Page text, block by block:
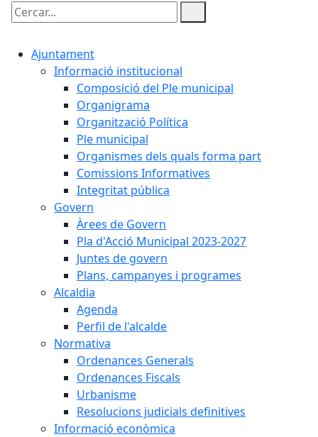
Cercar:
Ajuntament
Informació institucional
Composició del Ple municipal
Organigrama
Organització Política
Ple municipal
Organismes dels quals forma part
Comissions Informatives
Integritat pública
Govern
Àrees de Govern
Pla d'Acció Municipal 2023-2027
Juntes de govern
Plans, campanyes i programes
Alcaldia
Agenda
Perfil de l'alcalde
Normativa
Ordenances Generals
Ordenances Fiscals
Urbanisme
Resolucions judicials definitives
Informació econòmica